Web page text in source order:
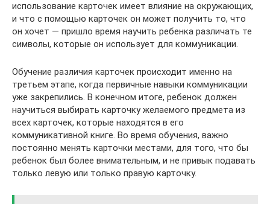
использование карточек имеет влияние на окружающих,
и что с помощью карточек он может получить то, что
он хочет — пришло время научить ребенка различать те
символы, которые он использует для коммуникации.
Обучение различия карточек происходит именно на
третьем этапе, когда первичные навыки коммуникации
уже закрепились. В конечном итоге, ребенок должен
научиться выбирать карточку желаемого предмета из
всех карточек, которые находятся в его
коммуникативной книге. Во время обучения, важно
постоянно менять карточки местами, для того, что бы
ребенок был более внимательным, и не привык подавать
только левую или только правую карточку.